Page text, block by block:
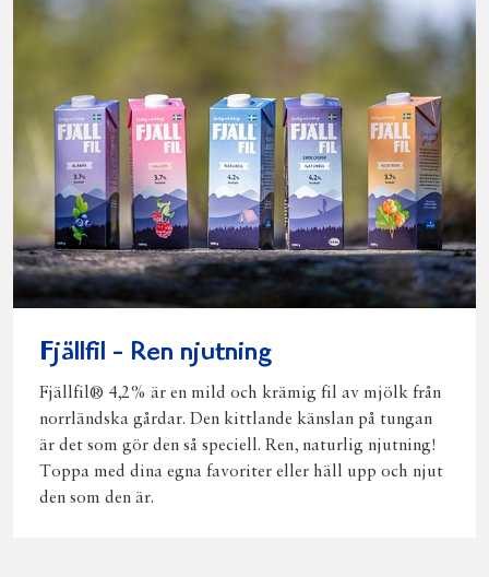
Fjällfil - Ren njutning
Fjällfil® 4,2% är en mild och krämig fil av mjölk från
norrländska gårdar. Den kittlande känslan på tungan
är det som gör den så speciell. Ren, naturlig njutning!
Toppa med dina egna favoriter eller häll upp och njut
den som den är.